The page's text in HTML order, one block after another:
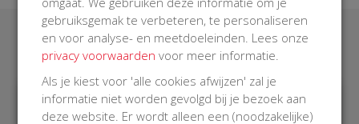
Laatste donaties
gebruiksgemak te verbeteren, te personaliseren
en voor analyse- en meetdoeleinden. Lees onze
privacy voorwaarden voor meer informatie.
Als je kiest voor 'alle cookies afwijzen' zal je
informatie niet worden gevolgd bij je bezoek aan
deze website. Er wordt alleen een (noodzakelijke)